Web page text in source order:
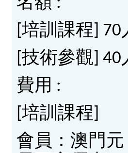
[培訓課程]
[技術參觀]
費用 :
[培訓課程]
會員：澳門